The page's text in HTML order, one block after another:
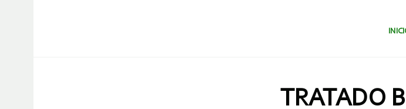
TRATADO